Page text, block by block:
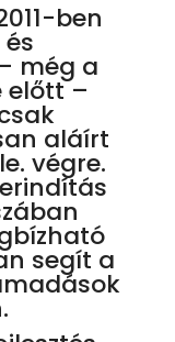
ben
még a
előtt –
aláírt
végre.
segít a